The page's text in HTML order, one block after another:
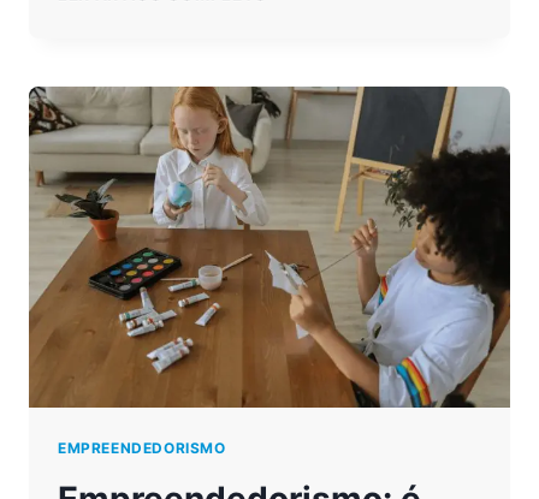
COMO
SE
TORNAR
UM
PROFISSIONAL
ÁREA
EMPREENDEDORISMO